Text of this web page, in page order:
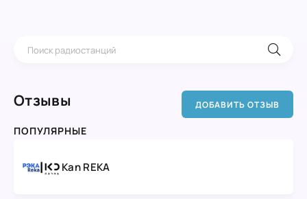
Отзывы ДОБАВИТЬ ОТЗЫВ
ПОПУЛЯРНЫЕ
Kan REKA